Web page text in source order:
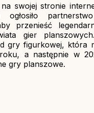
na swojej stronie
ogłosiło
przenieść
gier
gry figurkowej, która
a następnie w
gry planszowe.